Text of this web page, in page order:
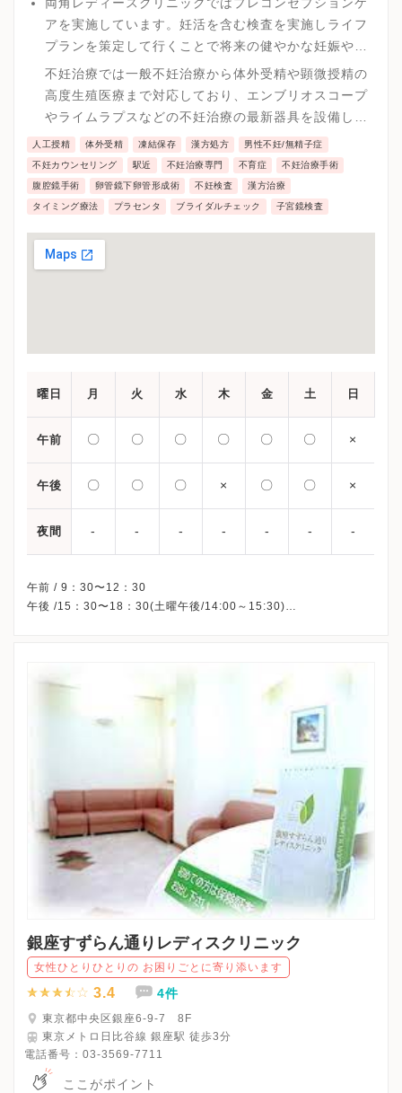
両角レディースクリニックではプレコンセプションケ
アを実施しています。妊活を含む検査を実施しライフ
プランを策定して行くことで将来の健やかな妊娠や出
産につなげる努力をしています。
不妊治療では一般不妊治療から体外受精や顕微授精の
高度生殖医療まで対応しており、エンブリオスコープ
やライムラプスなどの不妊治療の最新器具を設備し、
スプリット培養やエンブリオ・グルーなどの高度な生
殖医療を実施しています。
人工授精 体外受精 凍結保存 漢方処方 男性不妊/無精子症
不妊カウンセリング 駅近 不妊治療専門 不育症 不妊治療手術
腹腔鏡手術 卵管鏡下卵管形成術 不妊検査 漢方治療
タイミング療法 プラセンタ ブライダルチェック 子宮鏡検査
曜日 月 火 水 木 金 土 日
午前 〇 〇 〇 〇 〇 〇 ×
午後 〇 〇 〇 × 〇 〇 ×
夜間 - - - - - - -
午前 / 9：30〜12：30
午後 /15：30〜18：30(土曜午後/14:00～15:30)
銀座すずらん通りレディスクリニック
女性ひとりひとりの お困りごとに寄り添います
3.4 4件
東京都中央区銀座6-9-7 8F
東京メトロ日比谷線 銀座駅 徒歩3分
電話番号： 03-3569-7711
ここがポイント